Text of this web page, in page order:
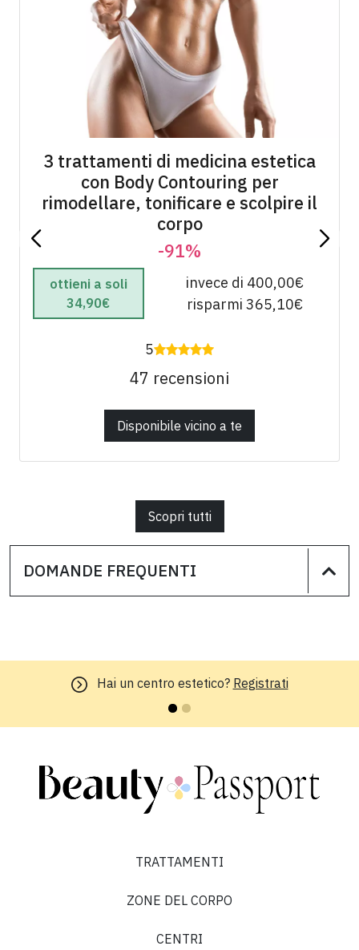
DOMANDE FREQUENTI
3 trattamenti di medicina estetica
con Body Contouring per
rimodellare, tonificare e scolpire il
corpo
-91%
ottieni a soli
34,90€
invece di 400,00€
risparmi 365,10€
5
47 recensioni
Disponibile vicino a te
Scopri tutti
Hai un centro estetico?Registrati
TRATTAMENTI
ZONE DEL CORPO
CENTRI